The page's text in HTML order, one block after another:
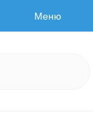
Меню